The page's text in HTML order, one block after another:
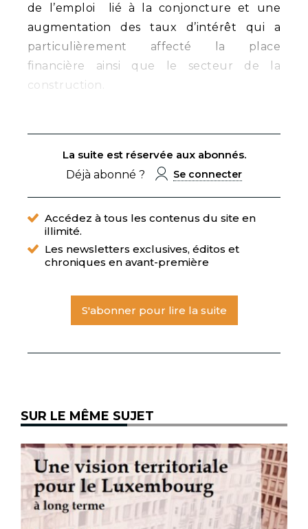
de l’emploi lié à la conjoncture et une
augmentation des taux d’intérêt qui a
particulièrement affecté la place
financière ainsi que le secteur de la
construction.
La suite est réservée aux abonnés.
Déjà abonné ?
Se connecter
Accédez à tous les contenus du site en
illimité.
Les newsletters exclusives, éditos et
chroniques en avant-première
S'abonner pour lire la suite
SUR LE MÊME SUJET